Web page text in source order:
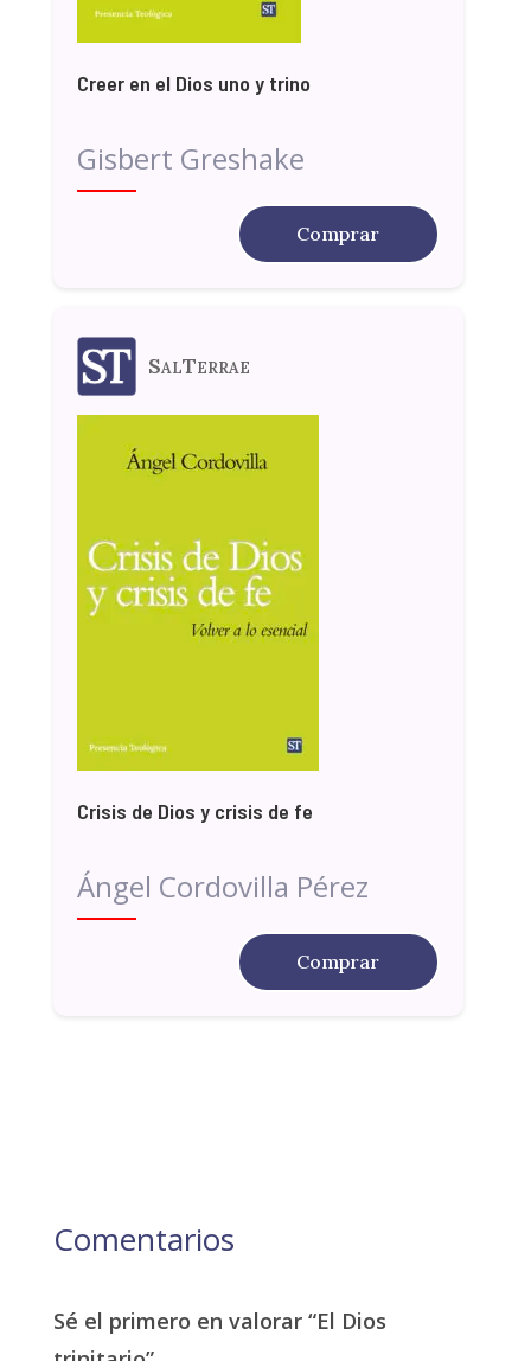
Creer en el Dios uno y trino
Gisbert Greshake
Comprar
SalTerrae
Crisis de Dios y crisis de fe
Ángel Cordovilla Pérez
Comprar
Comentarios
Sé el primero en valorar “El Dios